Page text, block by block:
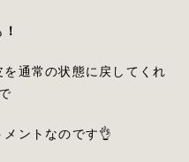
！
通常の状態に戻してくれ
ントなのです👌